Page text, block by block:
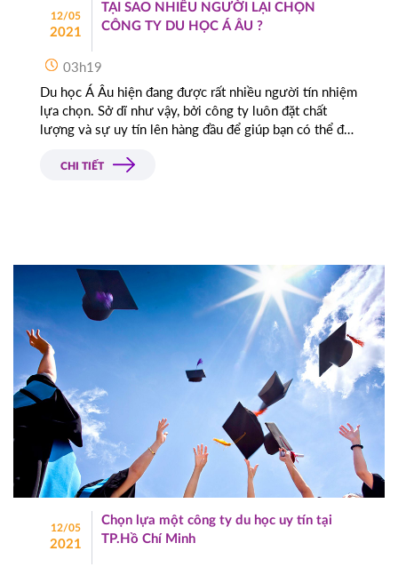
12/05
2021
TẠI SAO NHIỀU NGƯỜI LẠI CHỌN
CÔNG TY DU HỌC Á ÂU ?
03h19
Du học Á Âu hiện đang được rất nhiều người tín nhiệm
lựa chọn. Sở dĩ như vậy, bởi công ty luôn đặt chất
lượng và sự uy tín lên hàng đầu để giúp bạn có thể đến
CHI TIẾT
12/05
2021
Chọn lựa một công ty du học uy tín tại
TP.Hồ Chí Minh